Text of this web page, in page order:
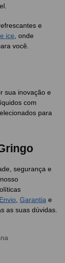
e
ice, onde
você.
sua inovação e
com
para
segurança e
Envio Garantia e
as suas dúvidas.